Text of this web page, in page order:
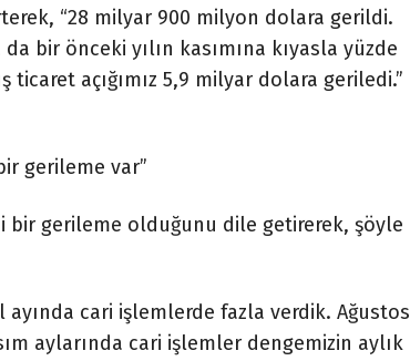
“28 milyar 900 milyon dolara gerildi.
bir önceki yılın kasımına kıyasla yüzde
ticaret açığımız 5,9 milyar dolara geriledi.”
gerileme var”
bir gerileme olduğunu dile getirerek, şöyle
cari işlemlerde fazla verdik. Ağustos
aylarında cari işlemler dengemizin aylık